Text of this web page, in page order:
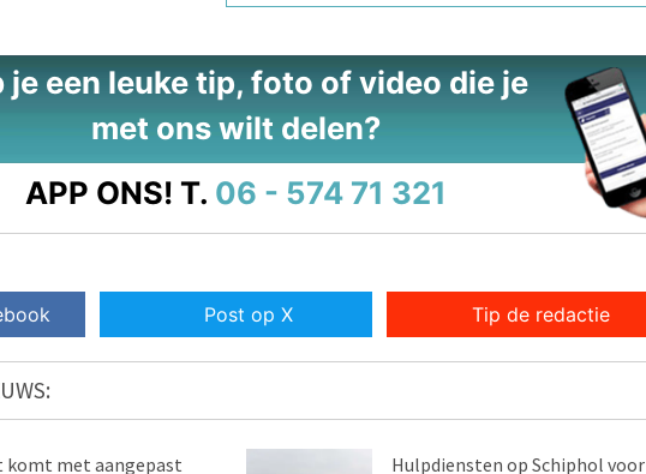
je een leuke tip, foto of video die je
met ons wilt delen?
APP ONS! T. 06 - 574 71 321
Post op X Tip de redactie
komt met aangepast
Hulpdiensten op Schiphol voor